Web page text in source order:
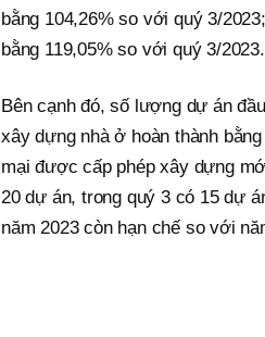
bằng 104,26% so với quý 3/
bằng 119,05% so với quý 3/2023.
Bên cạnh đó, số lượng dự án
xây dựng nhà ở hoàn thành
mại được cấp phép xây dựng
20 dự án, trong quý 3 có 15 dự
năm 2023 còn hạn chế so với